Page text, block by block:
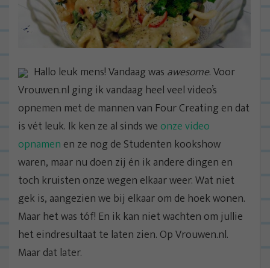
Hallo leuk mens! Vandaag was awesome. Voor
Vrouwen.nl ging ik vandaag heel veel video’s
opnemen met de mannen van Four Creating en dat
is vét leuk. Ik ken ze al sinds weonze video
opnamen en ze nog de Studenten kookshow
waren, maar nu doen zij én ik andere dingen en
toch kruisten onze wegen elkaar weer. Wat niet
gek is, aangezien we bij elkaar om de hoek wonen.
Maar het was tóf! En ik kan niet wachten om jullie
het eindresultaat te laten zien. Op Vrouwen.nl.
Maar dat later.